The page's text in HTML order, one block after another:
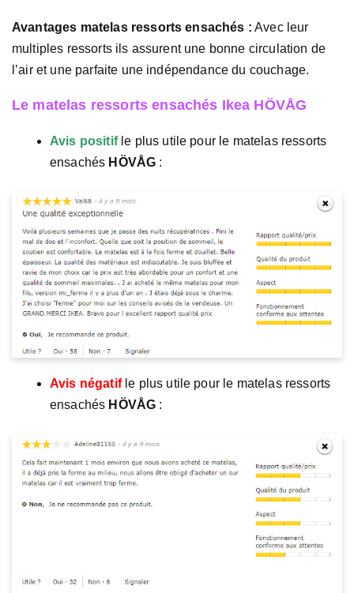
Avantages matelas ressorts ensachés : Avec leur
multiples ressorts ils assurent une bonne circulation de
l’air et une parfaite une indépendance du couchage.
Le matelas ressorts ensachés Ikea HÖVÅG
Avis positif le plus utile pour le matelas ressorts
ensachés HÖVÅG :
Avis négatifle plus utile pour le matelas ressorts
ensachés HÖVÅG :